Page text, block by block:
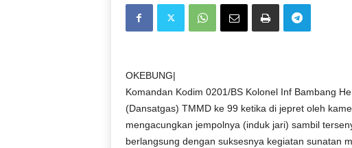
OKEBUNG|
Komandan Kodim 0201/BS Kolonel Inf Bambang
(Dansatgas) TMMD ke 99 ketika di jepret oleh
mengacungkan jempolnya (induk jari) sambil
berlangsung dengan suksesnya kegiatan sunatan